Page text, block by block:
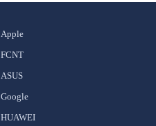
Apple
FCNT
ASUS
Google
HUAWEI